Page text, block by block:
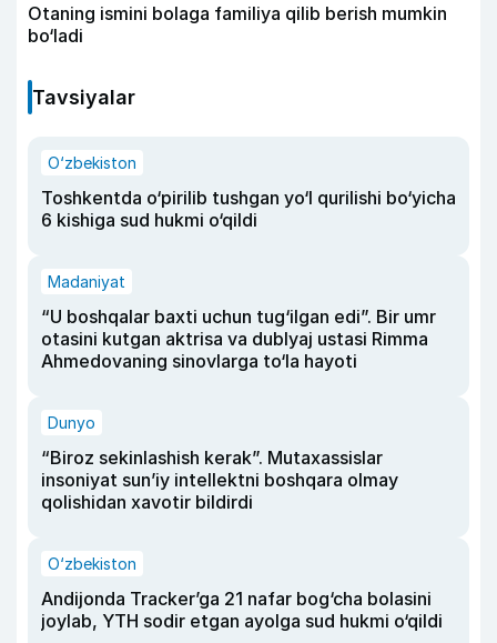
Otaning ismini bolaga familiya qilib berish mumkin
bo‘ladi
Tavsiyalar
O‘zbekiston
Toshkentda o‘pirilib tushgan yo‘l qurilishi bo‘yicha
6 kishiga sud hukmi o‘qildi
Madaniyat
“U boshqalar baxti uchun tug‘ilgan edi”. Bir umr
otasini kutgan aktrisa va dublyaj ustasi Rimma
Ahmedovaning sinovlarga to‘la hayoti
Dunyo
“Biroz sekinlashish kerak”. Mutaxassislar
insoniyat sun’iy intellektni boshqara olmay
qolishidan xavotir bildirdi
O‘zbekiston
Andijonda Tracker’ga 21 nafar bog‘cha bolasini
joylab, YTH sodir etgan ayolga sud hukmi o‘qildi